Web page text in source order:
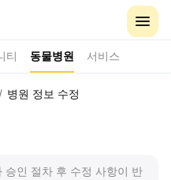
티 동물병원 서비스
/ 병원 정보 수정
승인 절차 후 수정 사항이 반